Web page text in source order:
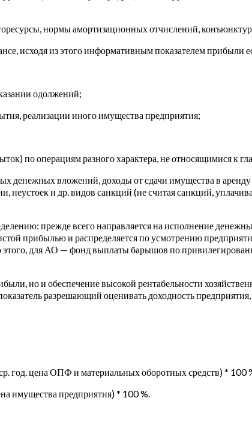
нормы амортизационных отчислений,
исходя из этого информативным показателем прибыли
одолжений;
реализации иного имущества предприятия;
по операциям разного характера, не относящимися к
денежных вложений, доходы от сдачи имущества в аренду
неустоек и др. видов санкций (не считая санкций,
прежде всего направляется на исполнение
прибылью и распределяется по усмотрению
этого, для АО — фонд выплаты барышов по
но и обеспечение высокой рентабельности
разрешающий оценивать доходность
год. цена ОПФ и материальных оборотных средств) * 100
имущества предприятия) * 100 %.